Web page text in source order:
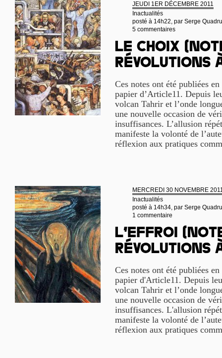
JEUDI 1ER DÉCEMBRE 2011
Inactualités
posté à 14h22, par Serge
5 commentaires
Le Choix
révolutions
Ces notes ont été publiées
papier d’Article11. Depuis
volcan Tahrir et l’onde
une nouvelle occasion de
insuffisances. L’allusion
manifeste la volonté de
réflexion aux pratiques
MERCREDI 30 NOVEMBRE
Inactualités
posté à 14h34, par Serge
1 commentaire
L’effroi
révolutions
Ces notes ont été publiées
papier d'Article11. Depuis
volcan Tahrir et l’onde
une nouvelle occasion de
insuffisances. L'allusion
manifeste la volonté de
réflexion aux pratiques